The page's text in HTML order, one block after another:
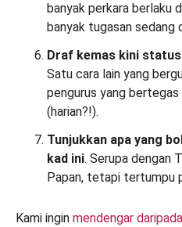
banyak perkara berlaku
banyak tugasan sedang
Draf kemas kini
Satu cara lain yang
pengurus yang
(harian?!).
Tunjukkan apa yang
kad ini. Serupa dengan
Papan, tetapi tertumpu
Kami ingin mendengar